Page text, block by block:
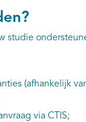
studie
(afhankelijk
via CTIS;